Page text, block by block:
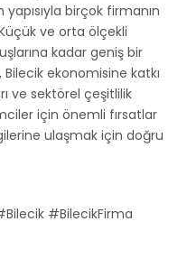
birçok firmanın
ve orta ölçekli
kadar geniş bir
ekonomisine katkı
ve sektörel çeşitlilik
için önemli fırsatlar
ulaşmak için doğru
#BilecikFirma